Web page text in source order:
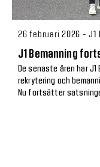
26 februari 2026 - J1
J1 Bemanning
De senaste åren har
rekrytering och
Nu fortsätter